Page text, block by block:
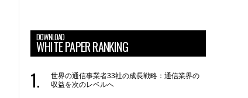
DOWNLOAD
WHITE PAPER RANKING
世界の通信事業者33社の成長戦略：通信業界の
収益を次のレベルへ